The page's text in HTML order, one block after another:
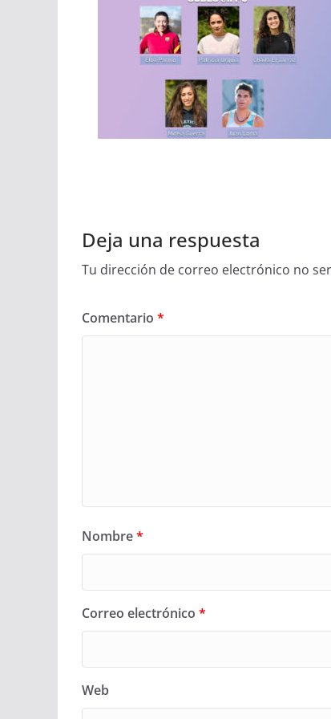
Deja una respuesta
Tu dirección de correo electrónico no
Comentario *
Nombre*
Correo electrónico *
Web